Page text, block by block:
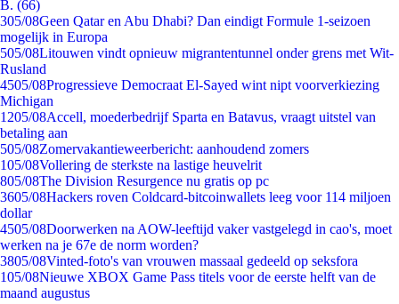
B. (66)
305/08Geen Qatar en Abu Dhabi? Dan eindigt Formule 1-seizoen
mogelijk in Europa
505/08Litouwen vindt opnieuw migrantentunnel onder grens met Wit-
Rusland
4505/08Progressieve Democraat El-Sayed wint nipt voorverkiezing
Michigan
1205/08Accell, moederbedrijf Sparta en Batavus, vraagt uitstel van
betaling aan
505/08Zomervakantieweerbericht: aanhoudend zomers
105/08Vollering de sterkste na lastige heuvelrit
805/08The Division Resurgence nu gratis op pc
3605/08Hackers roven Coldcard-bitcoinwallets leeg voor 114 miljoen
dollar
4505/08Doorwerken na AOW-leeftijd vaker vastgelegd in cao's, moet
werken na je 67e de norm worden?
3805/08Vinted-foto's van vrouwen massaal gedeeld op seksfora
105/08Nieuwe XBOX Game Pass titels voor de eerste helft van de
maand augustus